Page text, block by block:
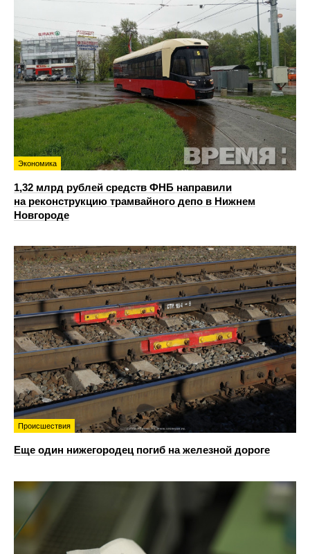
Экономика
1,32 млрд рублей средств ФНБ направили
на реконструкцию трамвайного депо в Нижнем
Новгороде
Происшествия
Еще один нижегородец погиб на железной дороге